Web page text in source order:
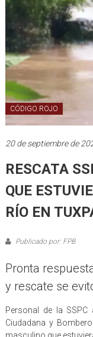
CÓDIGO ROJO
20 de septiembre de
RESCATA
QUE
RÍO EN
Publicado por: FPB
Pronta
y rescate se
Personal de la
Ciudadana y